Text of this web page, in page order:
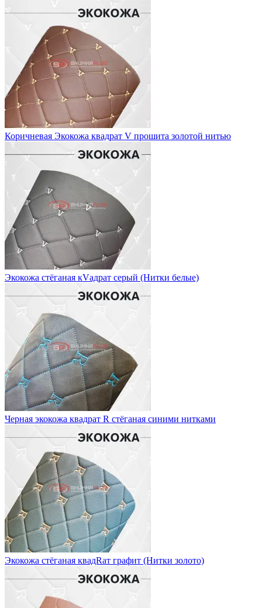
Коричневая Экокожа квадрат V прошита золотой нитью
Экокожа стёганая кVадрат серый (Нитки белые)
Черная экокожа квадрат R стёганая синими нитками
Экокожа стёганая квадRат графит (Нитки золото)